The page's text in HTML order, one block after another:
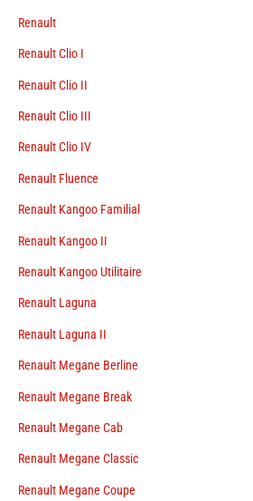
Renault
Renault Clio I
Renault Clio II
Renault Clio III
Renault Clio IV
Renault Fluence
Renault Kangoo Familial
Renault Kangoo II
Renault Kangoo Utilitaire
Renault Laguna
Renault Laguna II
Renault Megane Berline
Renault Megane Break
Renault Megane Cab
Renault Megane Classic
Renault Megane Coupe